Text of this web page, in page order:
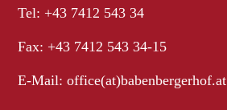
Tel: +43 7412 543 34
Fax: +43 7412 543 34-15
E-Mail:office(at)babenbergerhof.at